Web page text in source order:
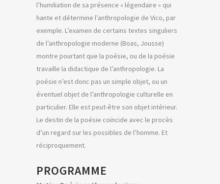
l’humiliation de sa présence « légendaire » qui
hante et détermine l’anthropologie de Vico, par
exemple. L’examen de certains textes singuliers
de l’anthropologie moderne (Boas, Jousse)
montre pourtant que la poésie, ou de la poésie
travaille la didactique de l’anthropologie. La
poésie n’est donc pas un simple objet, ou un
éventuel objet de l’anthropologie culturelle en
particulier. Elle est peut-être son objet intérieur.
Le destin de la poésie coïncide avec le procès
d’un regard sur les possibles de l’homme. Et
réciproquement.
PROGRAMME